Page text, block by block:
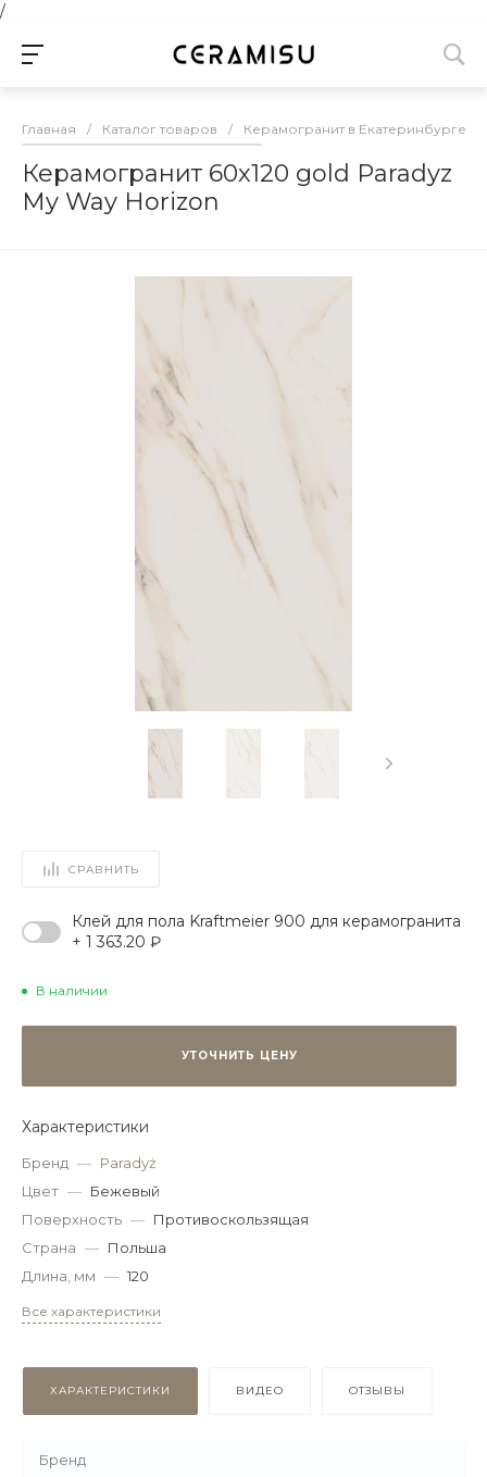
/
Главная / Каталог товаров / Керамогранит в Екатеринбурге
Керамогранит 60х120 gold Paradyz
My Way Horizon
СРАВНИТЬ
Клей для пола Kraftmeier 900 для керамогранита
+ 1 363.20 ₽
В наличии
УТОЧНИТЬ ЦЕНУ
Характеристики
Бренд — Paradyż
Цвет — Бежевый
Поверхность — Противоскользящая
Страна — Польша
Длина, мм — 120
Все характеристики
ХАРАКТЕРИСТИКИ ВИДЕО ОТЗЫВЫ
Бренд